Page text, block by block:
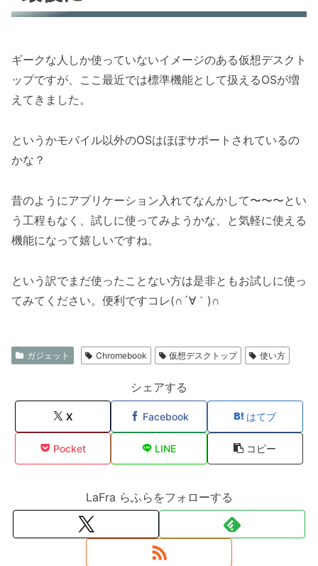
ギークな人しか使っていないイメージのある仮想デスクト
ップですが、ここ最近では標準機能として扱えるOSが増
えてきました。
というかモバイル以外のOSはほぼサポートされているの
かな？
昔のようにアプリケーション入れてなんかして〜〜〜とい
う工程もなく、試しに使ってみようかな、と気軽に使える
機能になって嬉しいですね。
という訳でまだ使ったことない方は是非ともお試しに使っ
てみてください。便利ですコレ(∩´∀｀)∩
ガジェット Chromebook 仮想デスクトップ 使い方
シェアする
X Facebook はてブ
Pocket LINE コピー
LaFra らふらをフォローする